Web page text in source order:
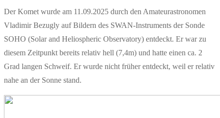
Der Komet wurde am 11.09.2025 durch den Amateurastronomen
Vladimir Bezugly auf Bildern des SWAN-Instruments der Sonde
SOHO (Solar and Heliospheric Observatory) entdeckt. Er war zu
diesem Zeitpunkt bereits relativ hell (7,4m) und hatte einen ca. 2
Grad langen Schweif. Er wurde nicht früher entdeckt, weil er relativ
nahe an der Sonne stand.